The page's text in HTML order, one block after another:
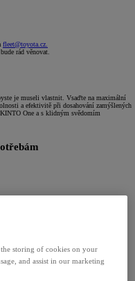
fleet@toyota.cz.
rád věnovat.
je museli vlastnit. Vsaďte na maximální
a efektivitě při dosahování zamýšlených
One a s klidným svědomím
storing of cookies on your
and assist in our marketing